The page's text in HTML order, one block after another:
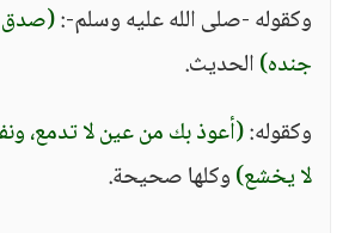
وكقوله -صلى الله عليه وسلم-:(صدق
جنده)الحديث.
وكقوله:(أعوذ بك من عين لا تدمع،
لا يخشع)وكلها صحيحة.